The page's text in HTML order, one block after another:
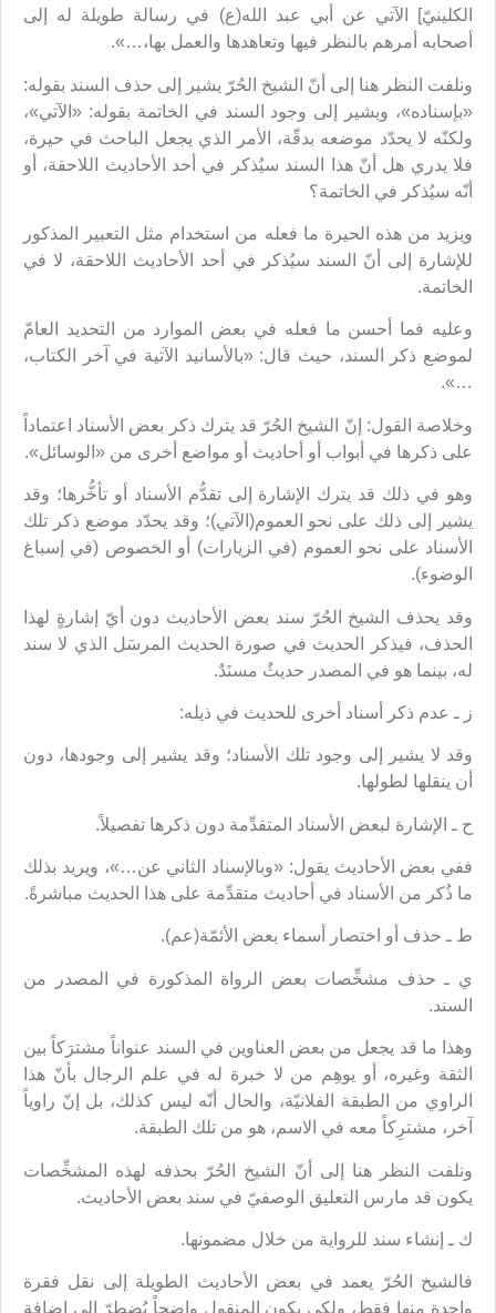
الكلينيّ] الآتي عن أبي عبد الله(ع) في رسالة طويلة له إلى
أصحابه أمرهم بالنظر فيها وتعاهدها والعمل بها،…».
ونلفت النظر هنا إلى أنّ الشيخ الحُرّ يشير إلى حذف السند بقوله:
«بإسناده»، ويشير إلى وجود السند في الخاتمة بقوله: «الآتي»،
ولكنّه لا يحدّد موضعه بدقّة، الأمر الذي يجعل الباحث في حيرة،
فلا يدري هل أنّ هذا السند سيُذكر في أحد الأحاديث اللاحقة، أو
أنّه سيُذكر في الخاتمة؟
ويزيد من هذه الحيرة ما فعله من استخدام مثل التعبير المذكور
للإشارة إلى أنّ السند سيُذكر في أحد الأحاديث اللاحقة، لا في
الخاتمة.
وعليه فما أحسن ما فعله في بعض الموارد من التحديد العامّ
لموضع ذكر السند، حيث قال: «بالأسانيد الآتية في آخر الكتاب،
…».
وخلاصة القول: إنّ الشيخ الحُرّ قد يترك ذكر بعض الأسناد اعتماداً
على ذكرها في أبواب أو أحاديث أو مواضع أخرى من «الوسائل».
وهو في ذلك قد يترك الإشارة إلى تقدُّم الأسناد أو تأخُّرها؛ وقد
يشير إلى ذلك على نحو العموم(الآتي)؛ وقد يحدّد موضع ذكر تلك
الأسناد على نحو العموم (في الزيارات) أو الخصوص (في إسباغ
الوضوء).
وقد يحذف الشيخ الحُرّ سند بعض الأحاديث دون أيّ إشارةٍ لهذا
الحذف، فيذكر الحديث في صورة الحديث المرسَل الذي لا سند
له، بينما هو في المصدر حديثٌ مسنَدٌ.
ز ـ عدم ذكر أسناد أخرى للحديث في ذيله:
وقد لا يشير إلى وجود تلك الأسناد؛ وقد يشير إلى وجودها، دون
أن ينقلها لطولها.
ح ـ الإشارة لبعض الأسناد المتقدِّمة دون ذكرها تفصيلاً.
ففي بعض الأحاديث يقول: «وبالإسناد الثاني عن…»،‌ ويريد بذلك
ما ذُكر من الأسناد في أحاديث متقدِّمة على هذا الحديث مباشرةً.
ط ـ حذف أو اختصار أسماء بعض الأئمّة(عم).
ي ـ حذف مشخِّصات بعض الرواة المذكورة في المصدر من
السند.
وهذا ما قد يجعل من بعض العناوين في السند عنواناً مشترَكاً بين
الثقة وغيره، أو يوهِم من لا خبرة له في علم الرجال بأنّ هذا
الراوي من الطبقة الفلانيّة، والحال أنّه ليس كذلك، بل إنّ راوياً
آخر، مشترِكاً معه في الاسم، هو من تلك الطبقة.
ونلفت النظر هنا إلى أنّ الشيخ الحُرّ بحذفه لهذه المشخِّصات
يكون قد مارس التعليق الوصفيّ في سند بعض الأحاديث.
ك ـ إنشاء سند للرواية من خلال مضمونها.
فالشيخ الحُرّ يعمد في بعض الأحاديث الطويلة إلى نقل فقرة
واحدة منها فقط، ولكي يكون المنقول واضحاً يُضطرّ إلى إضافة